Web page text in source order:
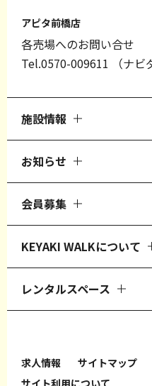
アピタ前橋店
各売場へのお問い合せ
Tel.0570-009611 （ナビ
施設情報
お知らせ
会員募集
KEYAKI WALKについて
レンタルスペース
求人情報 サイトマップ
サイト利用について